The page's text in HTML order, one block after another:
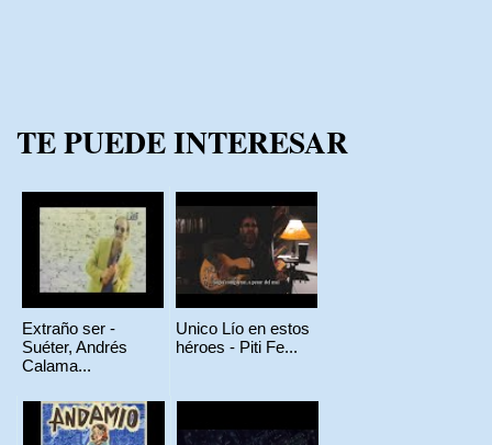
TE PUEDE INTERESAR
Extraño ser -
Suéter, Andrés
Calama...
Unico Lío en estos
héroes - Piti Fe...